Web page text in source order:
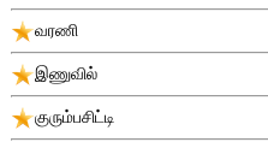
வரணி
இணுவில்
குரும்பசிட்டி